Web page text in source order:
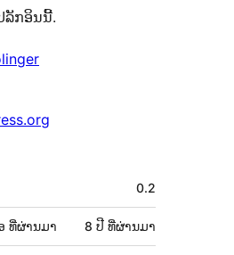
ລັກອິນນີ້.
0.2
8 ປີ ທີ່ຜ່ານມາ
ທີ່ຜ່ານມາ